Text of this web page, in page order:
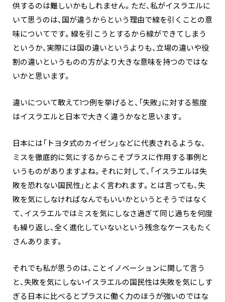
供するのは難しいかもしれません。ただ、私がイスラエルに
いて思うのは、国が違うからという理由で線を引くことの意
味についてです。線を引こうとするから線ができてしまう
というか、実際には国の違いというよりも、立場の違いや役
割の違いというものの方がより大きな意味を持つのではな
いかと思います。
違いについて敢えて1つ例を挙げると、「失敗」に対する態度
はイスラエルと日本で大きく違うかなと思います。
日本には「トヨタ式のカイゼン」などに代表されるような、
ミスを徹底的に気にするからこそプラスに作用する事例と
いうものがありますよね。それに対して、「イスラエルは失
敗を恐れない国民性」とよく言われます。とは言っても、失
敗を気にしなければなんでもいいかというとそうではなく
て、イスラエルではミスを気にしなさ過ぎて同じ過ちを何度
も繰り返し、全く進化していないという残念なケースもたく
さんあります。
それでも私が思うのは、ことイノベーションに関して言う
と、失敗を気にしないイスラエルの国民性は失敗を気にしす
ぎる日本に比べるとプラスに働く力のほうが強いのではな